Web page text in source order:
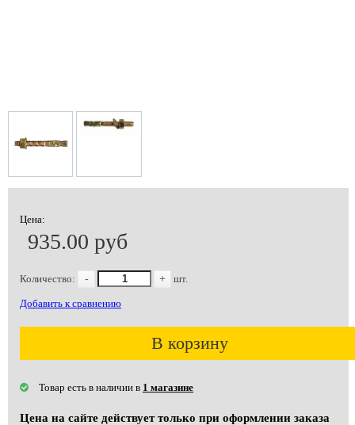
Цена:
935.00 руб
Количество: - + шт.
Добавить к сравнению
В корзину
Товар есть в наличии в 1 магазине
Цена на сайте действует только при оформлении заказа